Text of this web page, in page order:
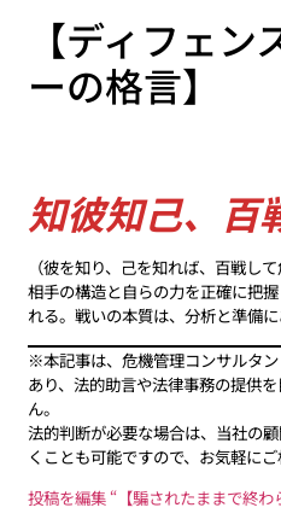
【ディフェ
ーの格言】
知彼知己、百
（彼を知り、己を知れば、百戦して
相手の構造と自らの力を正確に把
れる。戦いの本質は、分析と準備に
※本記事は、危機管理コンサルタ
あり、法的助言や法律事務の提供
ん。
法的判断が必要な場合は、当社の
くことも可能ですので、お気軽にご
投稿を編集 “【騙されたままで終わ